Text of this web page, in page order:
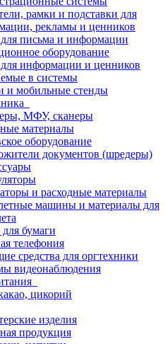
рамки и подставки для
рекламы и ценников
письма и информации
оборудование
информации и ценников
в системы
и мобильные стенды
МФУ, сканеры
материалы
оборудование
документов (шредеры)
и расходные материалы
машины и материалы для
для бумаги
телефония
средства для оргтехники
видеонаблюдения
цикорий
изделия
продукция